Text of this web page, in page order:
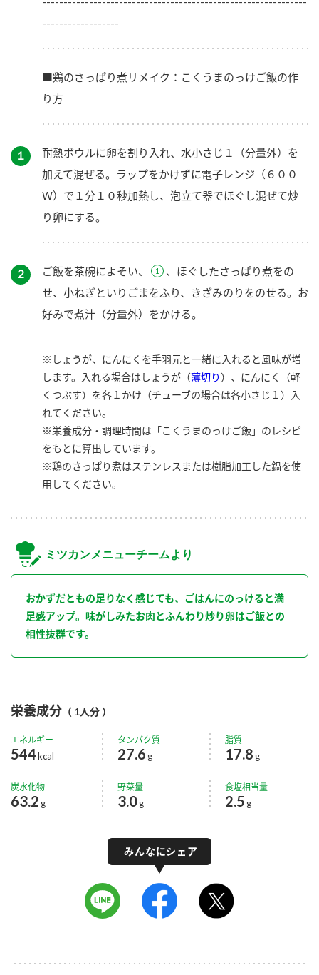
------------------
■鶏のさっぱり煮リメイク：こくうまのっけご飯の作
り方
１
耐熱ボウルに卵を割り入れ、水小さじ１（分量外）を
加えて混ぜる。ラップをかけずに電子レンジ（６００
Ｗ）で１分１０秒加熱し、泡立て器でほぐし混ぜて炒
り卵にする。
２ ご飯を茶碗によそい、
、ほぐしたさっぱり煮をの
せ、小ねぎといりごまをふり、きざみのりをのせる。お
好みで煮汁（分量外）をかける。
※しょうが、にんにくを手羽元と一緒に入れると風味が増
します。入れる場合はしょうが（薄切り ）、にんにく（軽
くつぶす）を各１かけ（チューブの場合は各小さじ１）入
れてください。
※栄養成分・調理時間は「こくうまのっけご飯」のレシピ
をもとに算出しています。
※鶏のさっぱり煮はステンレスまたは樹脂加工した鍋を使
用してください。
ミツカンメニューチームより
おかずだともの足りなく感じても、ごはんにのっけると満
足感アップ。味がしみたお肉とふんわり炒り卵はご飯との
相性抜群です。
栄養成分 （ 1人分 ）
エネルギー
544kcal
タンパク質
27.6 g
脂質
17.8 g
炭水化物
63.2 g
野菜量
3.0g
食塩相当量
2.5 g